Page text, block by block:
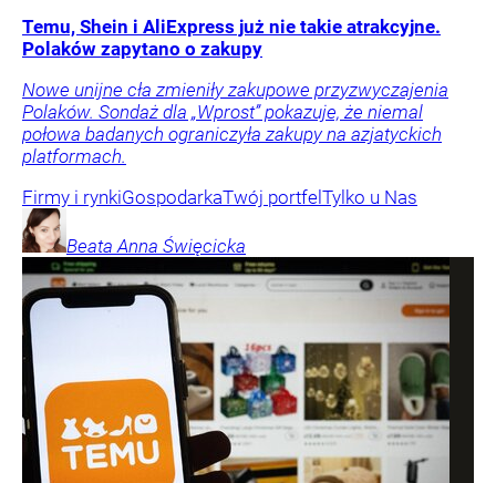
Temu, Shein i AliExpress już nie takie atrakcyjne.
Polaków zapytano o zakupy
Nowe unijne cła zmieniły zakupowe przyzwyczajenia
Polaków. Sondaż dla „Wprost” pokazuje, że niemal
połowa badanych ograniczyła zakupy na azjatyckich
platformach.
Firmy i rynkiGospodarkaTwój portfel Tylko u Nas
Beata Anna Święcicka